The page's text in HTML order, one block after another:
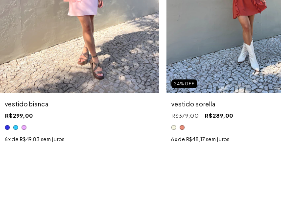
vestido bianca
R$299,00
6x de R$49,83 sem juros
24% OFF
vestido sorella
R$379,00 R$289,00
6x de R$48,17 sem juros